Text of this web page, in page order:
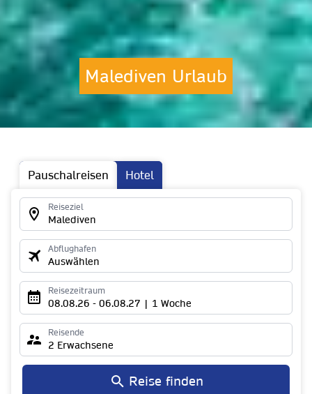
Malediven Urlaub
Pauschalreisen Hotel
Reiseziel
Malediven
Abflughafen
Auswählen
Reisezeitraum
08.08.26 - 06.08.27 | 1 Woche
Reisende
2 Erwachsene
Reise finden